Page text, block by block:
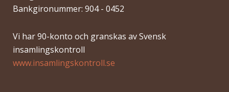
Bankgironummer: 904 - 0452
Vi har 90-konto och granskas av Svensk
insamlingskontroll
www.insamlingskontroll.se